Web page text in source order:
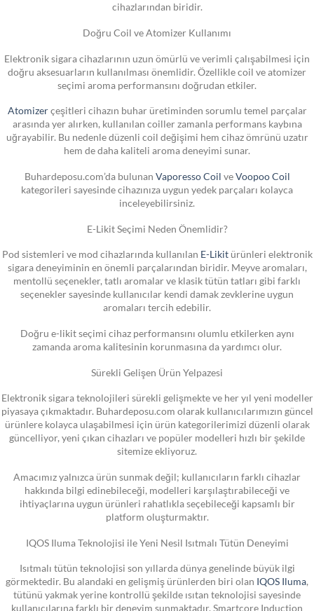
cihazlarından biridir.
Doğru Coil ve Atomizer Kullanımı
Elektronik sigara cihazlarının uzun ömürlü ve verimli çalışabilmesi için
doğru aksesuarların kullanılması önemlidir. Özellikle coil ve atomizer
seçimi aroma performansını doğrudan etkiler.
Atomizerçeşitleri cihazın buhar üretiminden sorumlu temel parçalar
arasında yer alırken, kullanılan coiller zamanla performans kaybına
uğrayabilir. Bu nedenle düzenli coil değişimi hem cihaz ömrünü uzatır
hem de daha kaliteli aroma deneyimi sunar.
Buhardeposu.com’da bulunan Vaporesso Coil veVoopoo Coil
kategorileri sayesinde cihazınıza uygun yedek parçaları kolayca
inceleyebilirsiniz.
E-Likit Seçimi Neden Önemlidir?
Pod sistemleri ve mod cihazlarında kullanılan E-Likitürünleri elektronik
sigara deneyiminin en önemli parçalarından biridir. Meyve aromaları,
mentollü seçenekler, tatlı aromalar ve klasik tütün tatları gibi farklı
seçenekler sayesinde kullanıcılar kendi damak zevklerine uygun
aromaları tercih edebilir.
Doğru e-likit seçimi cihaz performansını olumlu etkilerken aynı
zamanda aroma kalitesinin korunmasına da yardımcı olur.
Sürekli Gelişen Ürün Yelpazesi
Elektronik sigara teknolojileri sürekli gelişmekte ve her yıl yeni modeller
piyasaya çıkmaktadır. Buhardeposu.com olarak kullanıcılarımızın güncel
ürünlere kolayca ulaşabilmesi için ürün kategorilerimizi düzenli olarak
güncelliyor, yeni çıkan cihazları ve popüler modelleri hızlı bir şekilde
sitemize ekliyoruz.
Amacımız yalnızca ürün sunmak değil; kullanıcıların farklı cihazlar
hakkında bilgi edinebileceği, modelleri karşılaştırabileceği ve
ihtiyaçlarına uygun ürünleri rahatlıkla seçebileceği kapsamlı bir
platform oluşturmaktır.
IQOS Iluma Teknolojisi ile Yeni Nesil Isıtmalı Tütün Deneyimi
Isıtmalı tütün teknolojisi son yıllarda dünya genelinde büyük ilgi
görmektedir. Bu alandaki en gelişmiş ürünlerden biri olan IQOS Iluma,
tütünü yakmak yerine kontrollü şekilde ısıtan teknolojisi sayesinde
kullanıcılarına farklı bir deneyim sunmaktadır. Smartcore Induction